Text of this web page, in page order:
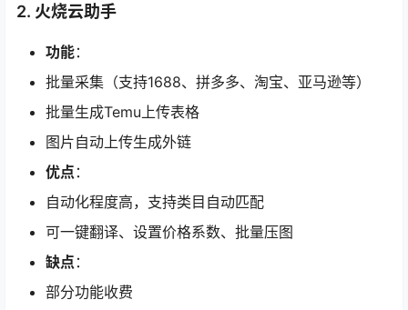
2. 火烧云助手
功能：
批量采集（支持1688、拼多多、淘宝、亚马逊等）
批量生成Temu上传表格
图片自动上传生成外链
优点 ：
自动化程度高，支持类目自动匹配
可一键翻译、设置价格系数、批量压图
缺点 ：
部分功能收费